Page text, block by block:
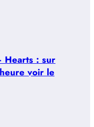
Hearts : sur
voir le